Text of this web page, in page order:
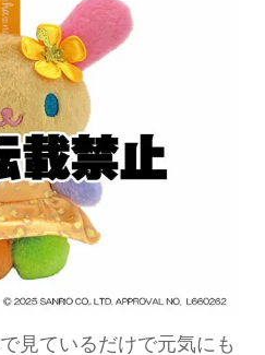
見ているだけで元気にも